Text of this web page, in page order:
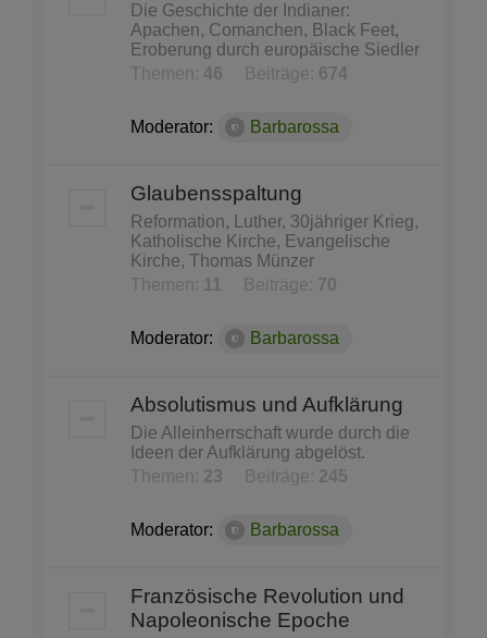
Die Geschichte der Indianer:
Apachen, Comanchen, Black Feet,
Eroberung durch europäische Siedler
Themen: 46 Beiträge: 674
Moderator: Barbarossa
Glaubensspaltung
Reformation, Luther, 30jähriger Krieg,
Katholische Kirche, Evangelische
Kirche, Thomas Münzer
Themen:
Beiträge: 70
Moderator: Barbarossa
Absolutismus und Aufklärung
Die Alleinherrschaft wurde durch die
Ideen der Aufklärung abgelöst.
Themen: 23 Beiträge: 245
Moderator: Barbarossa
Französische Revolution und
Napoleonische Epoche